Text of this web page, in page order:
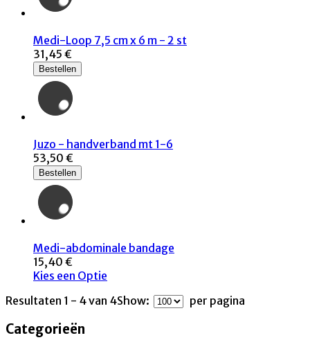
Medi-Loop 7,5 cm x 6 m - 2 st
31,45 €
Bestellen
Juzo - handverband mt 1-6
53,50 €
Bestellen
Medi-abdominale bandage
15,40 €
Kies een Optie
Resultaten 1 - 4 van 4Show: per pagina
Categorieën